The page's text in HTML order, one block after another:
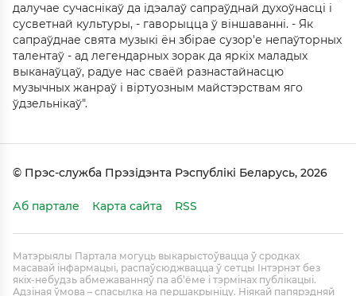
далучае сучаснікаў да ідэалаў сапраўднай духоўнасці і
сусветнай культуры, - гаворыцца ў віншаванні. - Як
сапраўднае свята музыкі ён збірае сузор'е непаўторных
талентаў - ад легендарных зорак да яркіх маладых
выканаўцаў, радуе нас сваёй разнастайнасцю
музычных жанраў і віртуозным майстэрствам яго
ўдзельнікаў".
© Прэс-служба Прэзідэнта Рэспублікі Беларусь, 2026
Аб партале Карта сайта RSS
Матэрыялы Партала могуць выкарыстоўвацца ў сродках
масавай інфармацыі, распаўсюджвацца ў сетцы Інтэрнэт без
якіх-небудзь абмежаванняў па аб’ёме і тэрмінах публікацыі.
Адзіная ўмова – спасылка на першакрыніцу. Ніякай папярэдняй